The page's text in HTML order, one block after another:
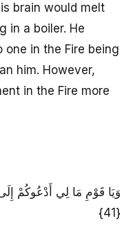
brain would melt
in a boiler. He
in the Fire being
him. However,
in the Fire more
وَيَا قَوْمِ مَا لِي أَدْعُوكُمْ إِلَى
{41}